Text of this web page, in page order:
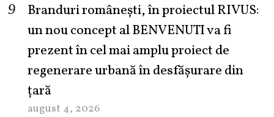
Branduri românești, în proiectul RIVUS:
un nou concept al BENVENUTI va fi
prezent în cel mai amplu proiect de
regenerare urbană în desfășurare din
țară
august 4, 2026